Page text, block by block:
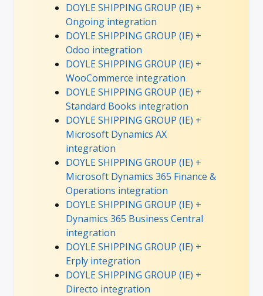
DOYLE SHIPPING GROUP (IE) +
Ongoing integration
DOYLE SHIPPING GROUP (IE) +
Odoo integration
DOYLE SHIPPING GROUP (IE) +
WooCommerce integration
DOYLE SHIPPING GROUP (IE) +
Standard Books integration
DOYLE SHIPPING GROUP (IE) +
Microsoft Dynamics AX
integration
DOYLE SHIPPING GROUP (IE) +
Microsoft Dynamics 365 Finance &
Operations integration
DOYLE SHIPPING GROUP (IE) +
Dynamics 365 Business Central
integration
DOYLE SHIPPING GROUP (IE) +
Erply integration
DOYLE SHIPPING GROUP (IE) +
Directo integration